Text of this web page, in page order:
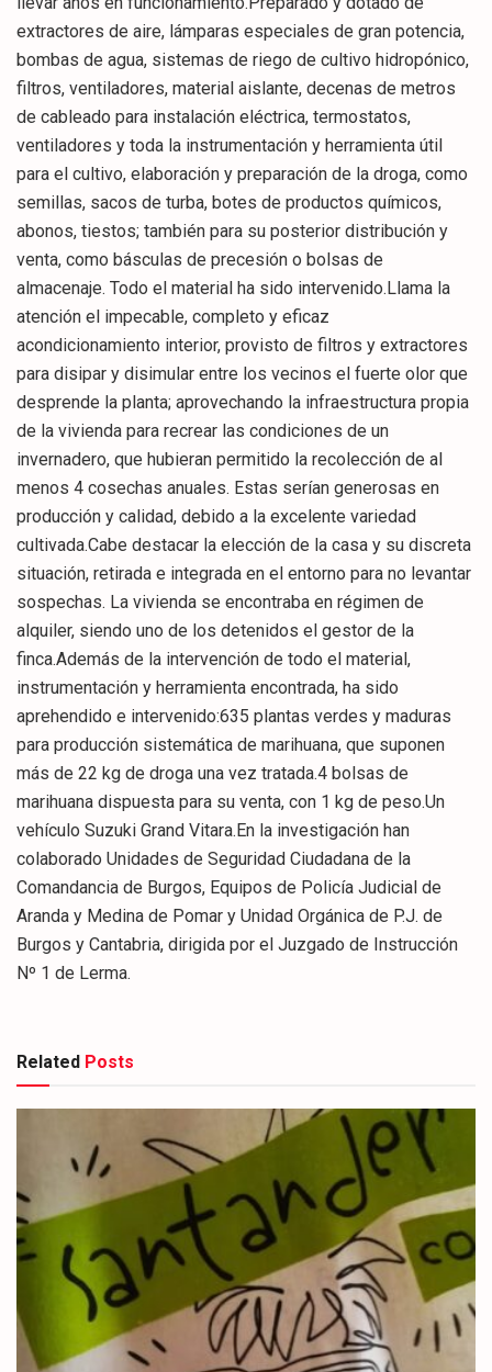
extractores de aire, lámparas especiales de gran potencia,
bombas de agua, sistemas de riego de cultivo hidropónico,
filtros, ventiladores, material aislante, decenas de metros
de cableado para instalación eléctrica, termostatos,
ventiladores y toda la instrumentación y herramienta útil
para el cultivo, elaboración y preparación de la droga, como
semillas, sacos de turba, botes de productos químicos,
abonos, tiestos; también para su posterior distribución y
venta, como básculas de precesión o bolsas de
almacenaje. Todo el material ha sido intervenido.Llama la
atención el impecable, completo y eficaz
acondicionamiento interior, provisto de filtros y extractores
para disipar y disimular entre los vecinos el fuerte olor que
desprende la planta; aprovechando la infraestructura propia
de la vivienda para recrear las condiciones de un
invernadero, que hubieran permitido la recolección de al
menos 4 cosechas anuales. Estas serían generosas en
producción y calidad, debido a la excelente variedad
cultivada.Cabe destacar la elección de la casa y su discreta
situación, retirada e integrada en el entorno para no levantar
sospechas. La vivienda se encontraba en régimen de
alquiler, siendo uno de los detenidos el gestor de la
finca.Además de la intervención de todo el material,
instrumentación y herramienta encontrada, ha sido
aprehendido e intervenido:635 plantas verdes y maduras
para producción sistemática de marihuana, que suponen
más de 22 kg de droga una vez tratada.4 bolsas de
marihuana dispuesta para su venta, con 1 kg de peso.Un
vehículo Suzuki Grand Vitara.En la investigación han
colaborado Unidades de Seguridad Ciudadana de la
Comandancia de Burgos, Equipos de Policía Judicial de
Aranda y Medina de Pomar y Unidad Orgánica de P.J. de
Burgos y Cantabria, dirigida por el Juzgado de Instrucción
Nº 1 de Lerma.
Related Posts